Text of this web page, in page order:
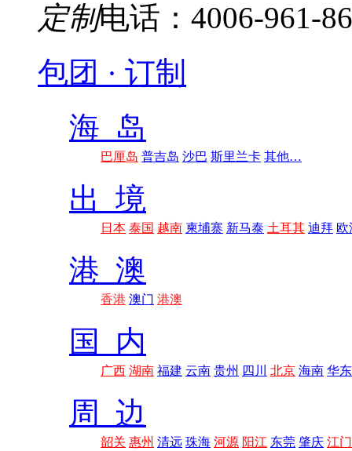
定制电话：4006-961-
包团 · 订制
海 岛
巴厘岛 普吉岛 沙巴 斯里兰卡 其他…
出 境
日本 泰国 越南 柬埔寨 新马泰 土耳其 迪拜 欧
港 澳
香港 澳门 港澳
国 内
广西 湖南 福建 云南 贵州 四川 北京 海南 华东
周 边
韶关 惠州 清远 珠海 河源 阳江 东莞 肇庆 江门